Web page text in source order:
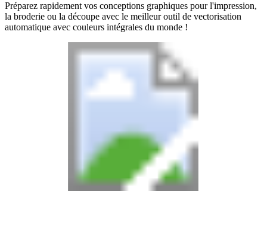
Préparez rapidement vos conceptions graphiques pour l'impression,
la broderie ou la découpe avec le meilleur outil de vectorisation
automatique avec couleurs intégrales du monde !